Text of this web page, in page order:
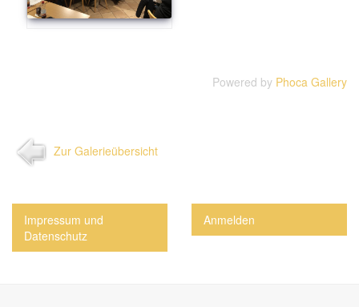
Powered by Phoca Gallery
Zur Galerieübersicht
Impressum und
Datenschutz
Anmelden